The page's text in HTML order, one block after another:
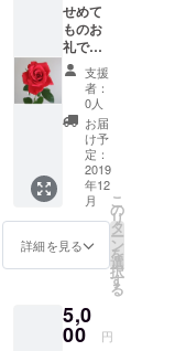
せめて
ものお
礼で
メッ
セージ
を送ら
せてい
ただき
ます。
支援
者：
0人
お届
け予
定：
2019
年12
月
詳細を見る
こ
の
リ
タ
ー
ン
を
選
択
す
る
5,0
00 円